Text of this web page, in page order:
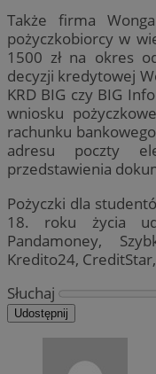
Także firma
pożyczkobiorcy w
1500 zł na okres
decyzji kredytowej
KRD BIG czy BIG
wniosku
rachunku
adresu poczty
przedstawienia
Pożyczki dla
18. roku życia
Pandamoney,
Kredito24,
Słuchaj
Udostępnij